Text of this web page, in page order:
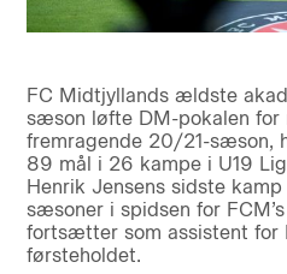
FC Midtjyllands ældste
sæson løfte DM-pokalen for
fremragende 20/21-sæson,
89 mål i 26 kampe i U19
Henrik Jensens sidste
sæsoner i spidsen for
fortsætter som assistent for
førsteholdet.